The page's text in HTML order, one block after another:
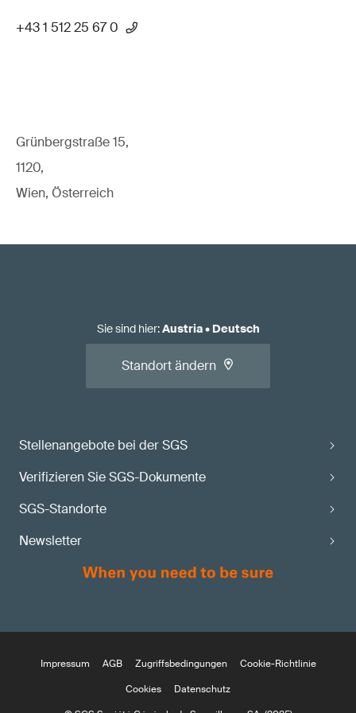
+43 1 512 25 67 0
Grünbergstraße 15,
1120,
Wien, Österreich
Stellenangebote bei der SGS
Verifizieren Sie SGS-Dokumente
SGS-Standorte
Newsletter
Sie sind hier:Austria• Deutsch
Standort ändern
Impressum AGB Zugriffsbedingungen
Cookie-Richtlinie
Cookies
Datenschutz